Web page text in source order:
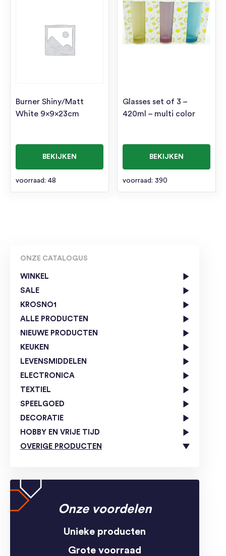
ONZE CATALOGUS
WINKEL
SALE
KROSNO1
ALLE PRODUCTEN
NIEUWE PRODUCTEN
KEUKEN
LEVENSMIDDELEN
ELECTRONICA
TEXTIEL
SPEELGOED
DECORATIE
HOBBY EN VRIJE TIJD
OVERIGE PRODUCTEN
Onze voordelen
Unieke producten
Grote voorraad
Burner Shiny/Matt
White 9x9x23cm
BEKIJKEN
voorraad: 48
Glasses set of 3 –
420ml – multi color
BEKIJKEN
voorraad: 390